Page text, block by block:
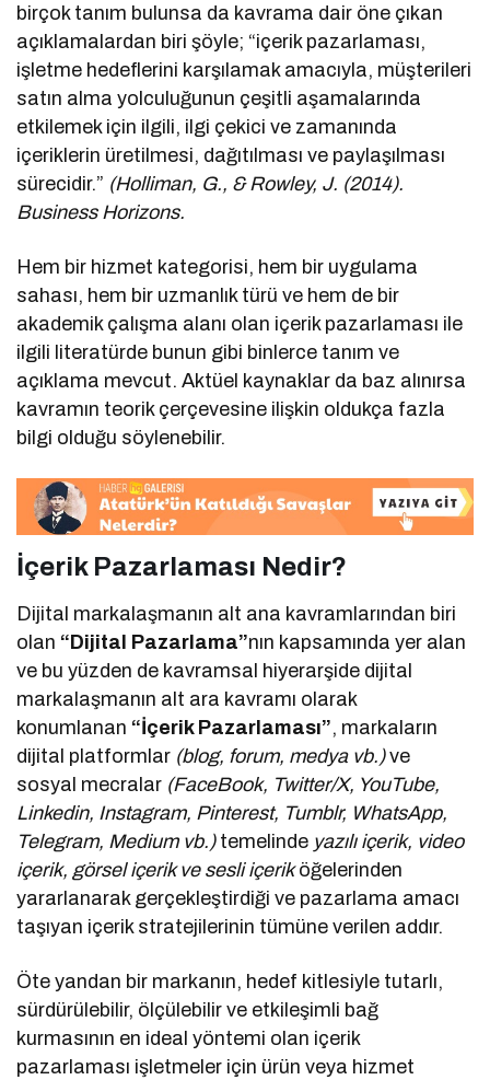
birçok tanım bulunsa da kavrama dair öne çıkan
açıklamalardan biri şöyle; “içerik pazarlaması,
işletme hedeflerini karşılamak amacıyla, müşterileri
satın alma yolculuğunun çeşitli aşamalarında
etkilemek için ilgili, ilgi çekici ve zamanında
içeriklerin üretilmesi, dağıtılması ve paylaşılması
sürecidir.” (Holliman, G., & Rowley, J. (2014).
Business Horizons.
Hem bir hizmet kategorisi, hem bir uygulama
sahası, hem bir uzmanlık türü ve hem de bir
akademik çalışma alanı olan içerik pazarlaması ile
ilgili literatürde bunun gibi binlerce tanım ve
açıklama mevcut. Aktüel kaynaklar da baz alınırsa
kavramın teorik çerçevesine ilişkin oldukça fazla
bilgi olduğu söylenebilir.
İçerik Pazarlaması Nedir?
Dijital markalaşmanın alt ana kavramlarından biri
olan “Dijital Pazarlama”nın kapsamında yer alan
ve bu yüzden de kavramsal hiyerarşide dijital
markalaşmanın alt ara kavramı olarak
konumlanan “İçerik Pazarlaması”, markaların
dijital platformlar (blog, forum, medya vb.)ve
sosyal mecralar (FaceBook, Twitter/X, YouTube,
Linkedin, Instagram, Pinterest, Tumblr, WhatsApp,
Telegram, Medium vb.) temelinde yazılı içerik, video
içerik, görsel içerik ve sesli içeriköğelerinden
yararlanarak gerçekleştirdiği ve pazarlama amacı
taşıyan içerik stratejilerinin tümüne verilen addır.
Öte yandan bir markanın, hedef kitlesiyle tutarlı,
sürdürülebilir, ölçülebilir ve etkileşimli bağ
kurmasının en ideal yöntemi olan içerik
pazarlaması işletmeler için ürün veya hizmet